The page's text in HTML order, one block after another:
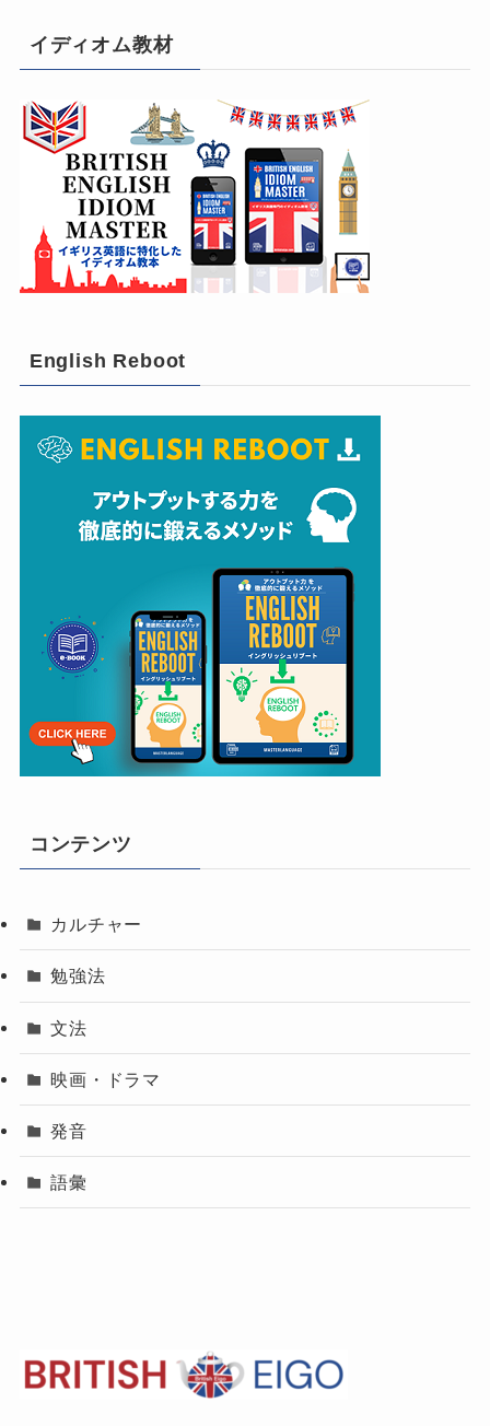
イディオム教材
English Reboot
コンテンツ
カルチャー
勉強法
文法
映画・ドラマ
発音
語彙